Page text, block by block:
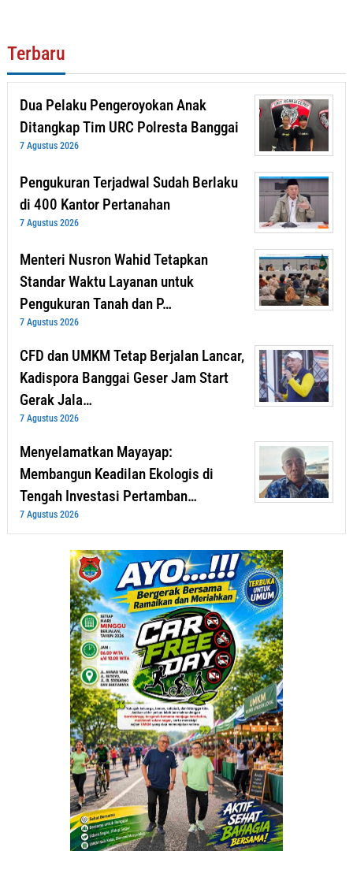
Terbaru
Dua Pelaku Pengeroyokan Anak
Ditangkap Tim URC Polresta Banggai
7 Agustus 2026
Pengukuran Terjadwal Sudah Berlaku
di 400 Kantor Pertanahan
7 Agustus 2026
Menteri Nusron Wahid Tetapkan
Standar Waktu Layanan untuk
Pengukuran Tanah dan P…
7 Agustus 2026
CFD dan UMKM Tetap Berjalan Lancar,
Kadispora Banggai Geser Jam Start
Gerak Jala…
7 Agustus 2026
Menyelamatkan Mayayap:
Membangun Keadilan Ekologis di
Tengah Investasi Pertamban…
7 Agustus 2026